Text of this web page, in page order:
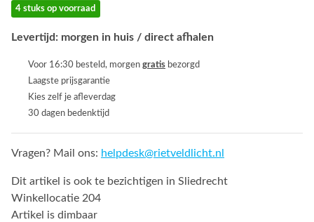
4 stuks op voorraad
Levertijd: morgen in huis / direct afhalen
Voor 16:30 besteld, morgen gratis bezorgd
Laagste prijsgarantie
Kies zelf je afleverdag
30 dagen bedenktijd
Vragen? Mail ons: helpdesk@rietveldlicht.nl
Dit artikel is ook te bezichtigen in Sliedrecht
Winkellocatie 204
Artikel is dimbaar